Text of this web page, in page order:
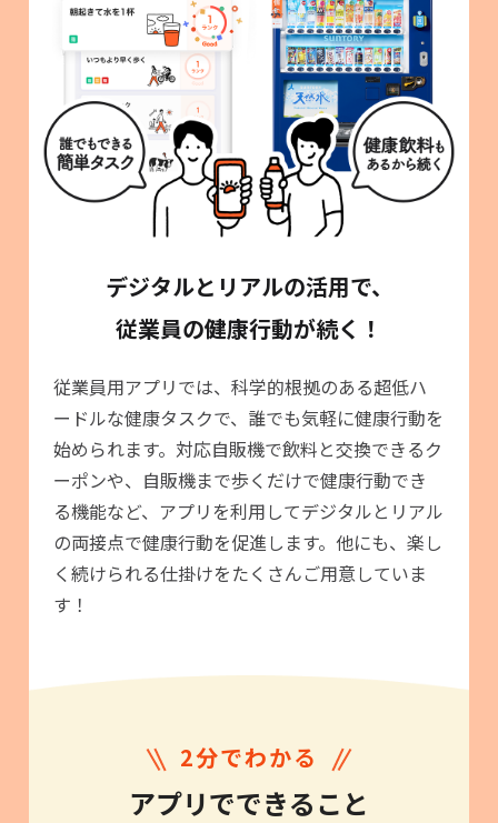
デジタルとリアルの活用で、
従業員の健康行動が続く！
従業員用アプリでは、科学的根拠のある超低ハ
ードルな健康タスクで、誰でも気軽に健康行動を
始められます。対応自販機で飲料と交換できるク
ーポンや、自販機まで歩くだけで健康行動でき
る機能など、アプリを利用してデジタルとリアル
の両接点で健康行動を促進します。他にも、楽し
く続けられる仕掛けをたくさんご用意していま
す！
2分でわかる
アプリでできること